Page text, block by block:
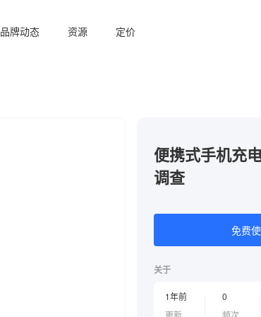
品牌动态 资源 定价
便携式手机充
调查
免费
关于
1年前
更新
0
频次